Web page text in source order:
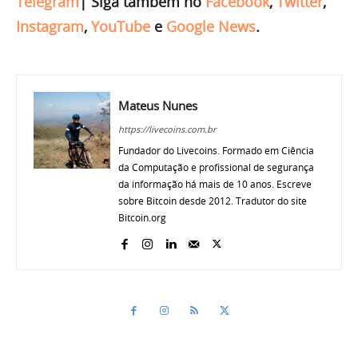
Instagram, YouTube e Google News.
Mateus Nunes
https://livecoins.com.br
Fundador do Livecoins. Formado em Ciência
da Computação e profissional de segurança
da informação há mais de 10 anos. Escreve
sobre Bitcoin desde 2012. Tradutor do site
Bitcoin.org